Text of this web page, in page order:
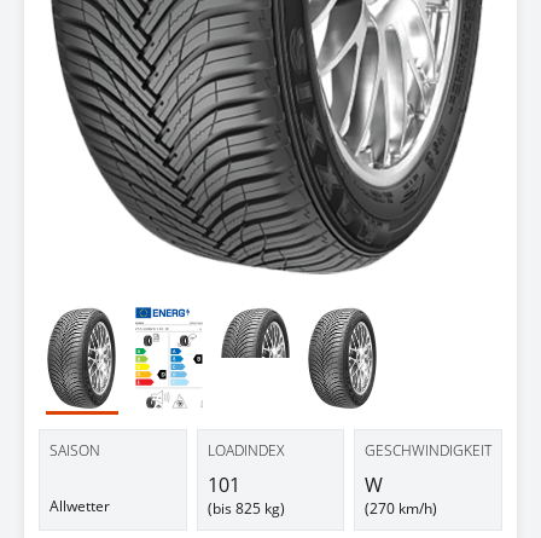
SAISON
Allwetter
LOADINDEX
101
(bis 825 kg)
GESCHWINDIGKEIT
W
(270 km/h)